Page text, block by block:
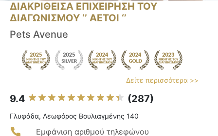
ΔΙΑΚΡΙΘΕΙΣΑ ΕΠΙΧΕΙΡΗΣΗ ΤΟΥ
ΔΙΑΓΩΝΙΣΜΟΥ ‘’ ΑΕΤΟΙ ‘’
Pets Avenue
Δείτε περισσότερα >>
9.4 (287)
Γλυφάδα, Λεωφόρος Βουλιαγμένης 140
Εμφάνιση αριθμού τηλεφώνου